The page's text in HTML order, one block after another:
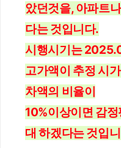
았던것을, 아파트
다는 것입니다.
시행시기는
고가액이 추정 시
차액의 비율이
10%이상이면 감
대 하겠다는 것입